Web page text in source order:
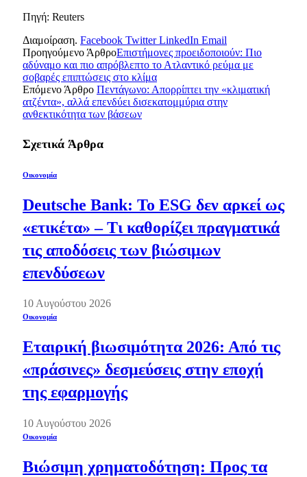
Πηγή: Reuters
Διαμοίραση. Facebook Twitter LinkedIn Email
Προηγούμενο ΆρθροΕπιστήμονες προειδοποιούν: Πιο
αδύναμο και πιο απρόβλεπτο το Ατλαντικό ρεύμα με
σοβαρές επιπτώσεις στο κλίμα
Επόμενο Άρθρο Πεντάγωνο: Απορρίπτει την «κλιματική
ατζέντα», αλλά επενδύει δισεκατομμύρια στην
ανθεκτικότητα των βάσεων
Σχετικά Άρθρα
Οικονομία
Deutsche Bank: Το ESG δεν αρκεί ως
«ετικέτα» – Τι καθορίζει πραγματικά
τις αποδόσεις των βιώσιμων
επενδύσεων
10 Αυγούστου 2026
Οικονομία
Εταιρική βιωσιμότητα 2026: Από τις
«πράσινες» δεσμεύσεις στην εποχή
της εφαρμογής
10 Αυγούστου 2026
Οικονομία
Βιώσιμη χρηματοδότηση: Προς τα